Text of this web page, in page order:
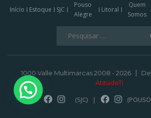
Início Estoque SJC
Pouso
Alegre
Litoral
Quem
Somos
1000 Valle Multimarcas 2008 - 2026
AtitudeTI
(SJC) |